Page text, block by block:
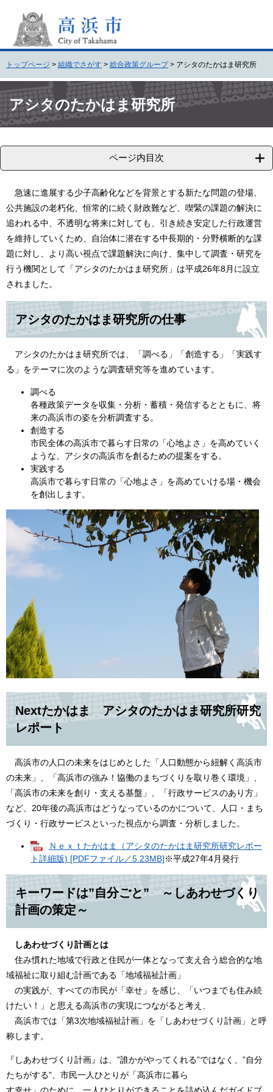
頭
で
す
。
飛
ば
し
て
本
へ
トップページ > 組織でさがす > 総合政策グループ > アシタのたかはま研究所
文 アシタのたかはま研究所
ページ内目次
急速に進展する少子高齢化などを背景とする新たな問題の登場、
公共施設の老朽化、恒常的に続く財政難など、喫緊の課題の解決に
追われる中、不透明な将来に対しても、引き続き安定した行政運営
を維持していくため、自治体に潜在する中長期的・分野横断的な課
題に対し、より高い視点で課題解決に向け、集中して調査・研究を
行う機関として「アシタのたかはま研究所」は平成26年8月に設立
されました。
アシタのたかはま研究所の仕事
アシタのたかはま研究所では、「調べる」「創造する」「実践す
る」をテーマに次のような調査研究等を進めています。
調べる
各種政策データを収集・分析・蓄積・発信するとともに、将
来の高浜市の姿を分析調査する。
創造する
市民全体の高浜市で暮らす日常の「心地よさ」を高めていく
ような、アシタの高浜市を創るための提案をする。
実践する
高浜市で暮らす日常の「心地よさ」を高めていける場・機会
を創出します。
Nextたかはま アシタのたかはま研究所研究
レポート
高浜市の人口の未来をはじめとした「人口動態から紐解く高浜市
の未来」、「高浜市の強み！協働のまちづくりを取り巻く環境」、
「高浜市の未来を創り・支える基盤」、「行政サービスのあり方」
など、20年後の高浜市はどうなっているのかについて、人口・まち
づくり・行政サービスといった視点から調査・分析しました。
Ｎｅｘｔたかはま（アシタのたかはま研究所研究レポー
ト詳細版) [PDFファイル／5.23MB]※平成27年4月発行
キーワードは”自分ごと” ～しあわせづくり
計画の策定～
しあわせづくり計画とは
住み慣れた地域で行政と住民が一体となって支え合う総合的な地
域福祉に取り組む計画である「地域福祉計画」
の実践が、すべての市民が「幸せ」を感じ、「いつまでも住み続
けたい！」と思える高浜市の実現につながると考え、
高浜市では「第3次地域福祉計画」を「しあわせづくり計画」と呼
称します。
『しあわせづくり計画』は、”誰かがやってくれる”ではなく、”自分
たちがする”、市民一人ひとりが「高浜市に暮ら